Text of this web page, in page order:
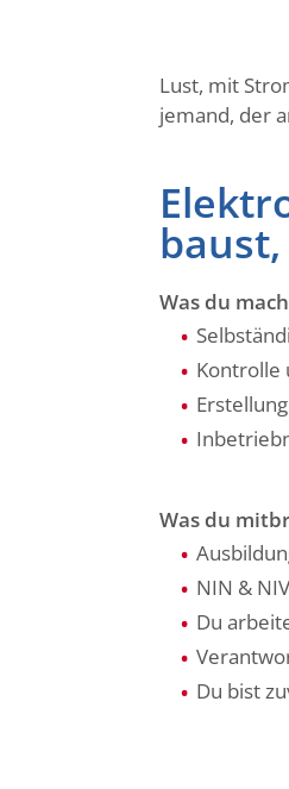
Lust, mit
jemand, der
Was du
Kontrolle
Was du
NIN &
Du
Du bist